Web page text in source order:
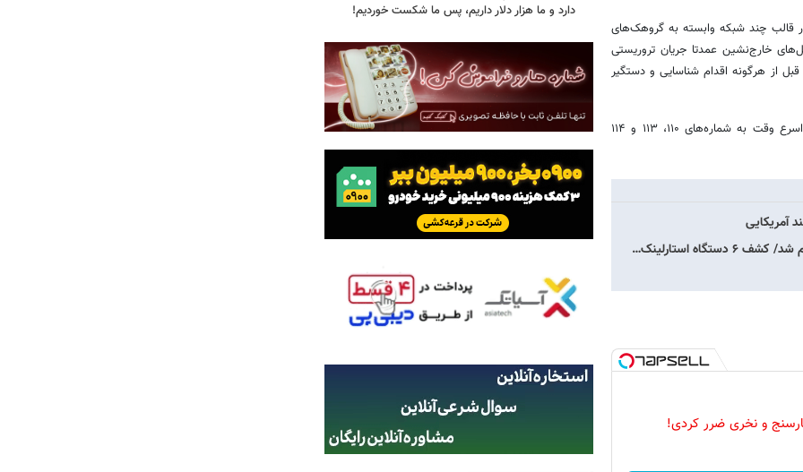
استان چهارمحال و بختیاری در اقدامات خود ۲۲ عنصر در قالب چند شبکه وابسته به گروهک‌های
خارج‌نشین عمدتا جریان تروریستی
قبل از هرگونه اقدام شناسایی و دستگیر
در پایان مجدد از مردم فهیم درخواست می‌شود گزارشات امنیتی خود را در اسرع وقت به شماره‌های ۱۱۰، ۱۱۳ و ۱۱۴
آمریکایی
استارلینک…
و نخری ضرر کردی!
دارد و ما هزار دلار داریم، پس ما شکست خوردیم!